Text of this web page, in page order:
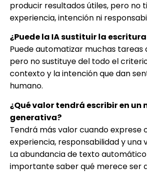
producir resultados útiles, pero no
experiencia, intención ni
¿Puede la IA sustituir la
Puede automatizar muchas tareas
pero no sustituye del todo el
contexto y la intención que dan
humano.
¿Qué valor tendrá escribir en un
generativa?
Tendrá más valor cuando exprese
experiencia, responsabilidad y una
La abundancia de texto
importante saber qué merece ser